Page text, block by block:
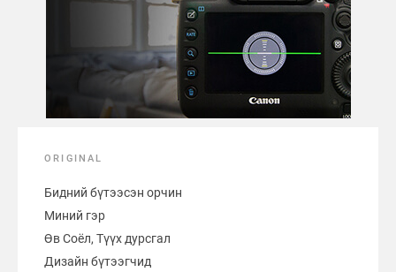
ORIGINAL
Бидний бүтээсэн орчин
Миний гэр
Өв Соёл, Түүх дурсгал
Дизайн бүтээгчид